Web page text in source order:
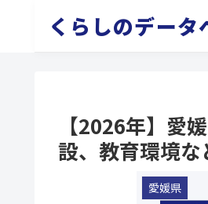
くらしのデータ
【2026年】愛
設、教育環境
愛媛県